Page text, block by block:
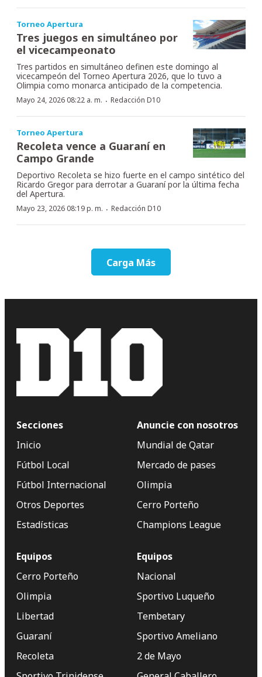
Torneo Apertura
Tres juegos en simultáneo por
el vicecampeonato
Tres partidos en simultáneo definen este domingo al
vicecampeón del Torneo Apertura 2026, que lo tuvo a
Olimpia como monarca anticipado de la competencia.
Mayo 24, 2026 08:22 a. m. · Redacción D10
Torneo Apertura
Recoleta vence a Guaraní en
Campo Grande
Deportivo Recoleta se hizo fuerte en el campo sintético del
Ricardo Gregor para derrotar a Guaraní por la última fecha
del Apertura.
Mayo 23, 2026 08:19 p. m. · Redacción D10
Carga Más
Secciones
Inicio
Fútbol Local
Fútbol Internacional
Otros Deportes
Estadísticas
Anuncie con nosotros
Mundial de Qatar
Mercado de pases
Olimpia
Cerro Porteño
Champions League
Equipos
Cerro Porteño
Olimpia
Libertad
Guaraní
Recoleta
Equipos
Nacional
Sportivo Luqueño
Tembetary
Sportivo Ameliano
2 de Mayo